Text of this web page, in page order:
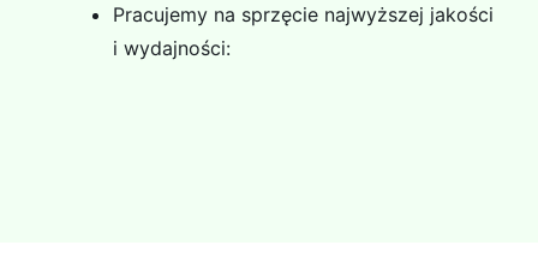
Pracujemy na sprzęcie najwyższej jakości
i wydajności: